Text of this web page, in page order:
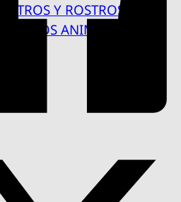
RASTROS Y ROSTROS
VÍNCULOS ANIMALES